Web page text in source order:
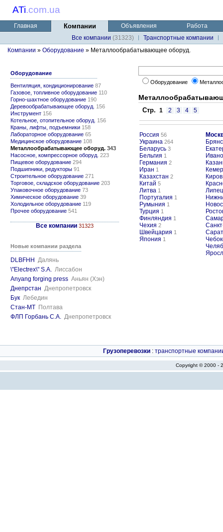
ATi.com.ua
Главная Компании Объявления
Работа
Все компании (31323)
Транспортные компании
Компании » Оборудование » Металлообрабатывающее оборуд.
Оборудование
Вентиляция, кондиционирование 87
Газовое, топливное оборудование 110
Горно-шахтное оборудование 190
Деревообрабатывающее оборуд. 156
Инструмент 156
Котельное, отопительное оборуд. 156
Краны, лифты, подъемники 158
Лабораторное оборудование 65
Медицинское оборудование 108
Металлообрабатывающее оборуд. 343
Насосное, компрессорное оборуд. 223
Пищевое оборудование 294
Подшипники, редукторы 91
Строительное оборудование 271
Торговое, складское оборудование 203
Упаковочное оборудование 73
Химическое оборудование 39
Холодильное оборудование 119
Прочее оборудование 541
Все компании 31323
Новые компании раздела
DLBFHH Далянь
\"Electrex\" S.A. Лиссабон
Anyang forging press Аньян (Хэн)
Днепрстан Днепропетровск
Бук Лебедин
Стан-МТ Полтава
ФЛП Горбань С.А. Днепропетровск
Оборудование
Стр. 1 2 3 4 5
Россия 56
Украина 264
Беларусь 3
Бельгия 1
Германия 2
Иран 1
Казахстан 2
Китай 5
Литва 1
Португалия 1
Румыния 1
Турция 1
Финляндия 1
Чехия 2
Швейцария 1
Япония 1
Грузоперевозки : транспортные
Copyright © 2000 -